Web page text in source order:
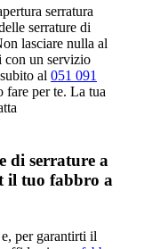
serratura
serrature di
lasciare nulla al
con un servizio
al 051 091
fare per te. La tua
di serrature a
il tuo fabbro a
per garantirti il